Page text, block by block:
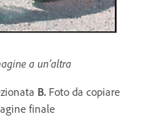
a un’altra
B. Foto da copiare
finale